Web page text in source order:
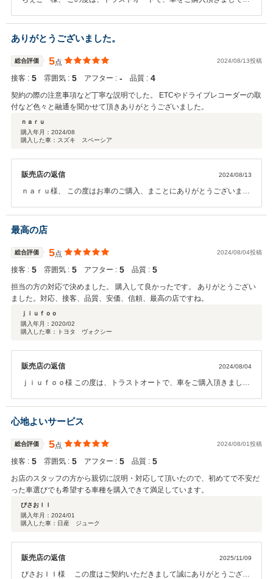
ありがとうございます。納車までではなくアフターフォローもしっか
りして行きますから、この後もどんなことでもご相談下さい。 今後
も、お客様に喜んで頂ける用、努めて参ります。 ”お客様に最高の
サービスを提供することは私たちの責任であると考えています。”
●●トラストパートナー●●
ありがとうございました。
総合評価 5点 2024/08/13投稿
接客 : 5 雰囲気 : 5 アフター : ‐ 品質 : 4
契約の際の注意事項など丁寧な説明でした。 ETCやドライブレコーダーの取
付など色々と融通を聞かせて頂きありがとうございました。
ｎａｒｕ
購入年月： 2024/08
購入した車：スズキ スペーシア
販売店の返信 2024/08/13
ｎａｒｕ様、 この度はお車のご購入、まことにありがとうございまし
い時期に提供することが私どもの務めだと思っておりますので、お気
に召していただいてまことに光栄です。 今後ともお付き合いのほど、
最高の店
総合評価 5点 2024/08/04投稿
接客 : 5 雰囲気 : 5 アフター : 5 品質 : 5
担当の方の対応で決めました。 購入して良かったです。 ありがとうござい
ました。対応、接客、品質、安価、信頼、最高の店ですね。
ｊｉｕｆｏｏ
購入年月： 2020/02
購入した車：トヨタ ヴォクシー
販売店の返信 2024/08/04
ｊｉｕｆｏｏ様 この度は、トラストオートで、車をご購入頂きまして
て、ありがとうございます。納車までではなくアフターフォローもし
っかりして行きますから、 今後も、お客様に喜んで頂ける用、努めて
参ります。また何かお困りのこと、、気になることが御座いましたら
お気軽にお問い合わせください。今後もどうぞよろしくお願いいたし
ます。
心地よいサービス
総合評価 5点 2024/08/01投稿
接客 : 5 雰囲気 : 5 アフター : 5 品質 : 5
お店のスタッフの方から親切に説明・対応して頂いたので、初めてで不安だ
った車選びでも希望する車種を購入できて満足しています。
びさおＩＩ
購入年月： 2024/01
購入した車：日産 ジューク
販売店の返信 2025/11/09
びさおＩＩ様 この度はご契約いただきまして誠にありがとうござい